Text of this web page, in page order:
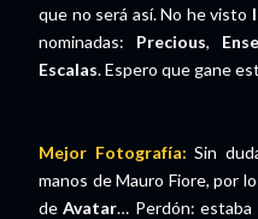
que no será así. No he visto
nominadas: Precious,
Escalas. Espero que gane
Mejor Fotografía: Sin
manos de Mauro Fiore, por
deAvatar… Perdón: estaba